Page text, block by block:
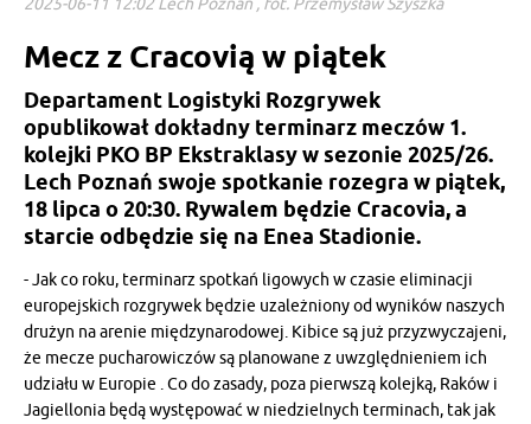
Mecz z Cracovią w piątek
Departament Logistyki Rozgrywek
opublikował dokładny terminarz meczów 1.
kolejki PKO BP Ekstraklasy w sezonie 2025/26.
Lech Poznań swoje spotkanie rozegra w piątek,
18 lipca o 20:30. Rywalem będzie Cracovia, a
starcie odbędzie się na Enea Stadionie.
- Jak co roku, terminarz spotkań ligowych w czasie eliminacji
europejskich rozgrywek będzie uzależniony od wyników naszych
drużyn na arenie międzynarodowej. Kibice są już przyzwyczajeni,
że mecze pucharowiczów są planowane z uwzględnieniem ich
udziału w Europie . Co do zasady, poza pierwszą kolejką, Raków i
Jagiellonia będą występować w niedzielnych terminach, tak jak